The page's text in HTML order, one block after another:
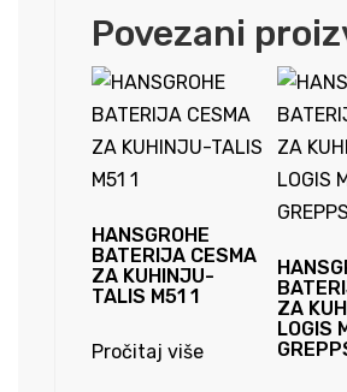
10-
N10D01
količina
Povezani
HANSGROHE
BATERIJA CESMA
ZA KUHINJU-
TALIS M51 1
Pročitaj više
ZA
LOGIS